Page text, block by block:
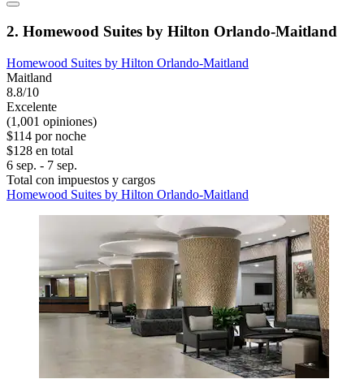
2. Homewood Suites by Hilton Orlando-Maitland
Homewood Suites by Hilton Orlando-Maitland
Maitland
8.8/10
Excelente
(1,001 opiniones)
$114 por noche
$128 en total
6 sep. - 7 sep.
Total con impuestos y cargos
Homewood Suites by Hilton Orlando-Maitland